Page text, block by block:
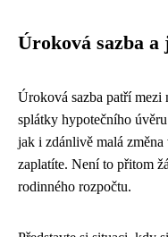
Úroková sazba
Úroková sazba patří mezi
splátky hypotečního
jak i zdánlivě malá
zaplatíte. Není to přitom
rodinného rozpočtu.